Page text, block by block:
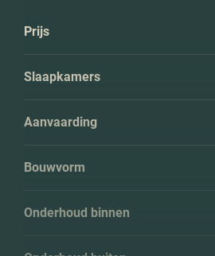
Prijs
Slaapkamers
Aanvaarding
Bouwvorm
Onderhoud binnen